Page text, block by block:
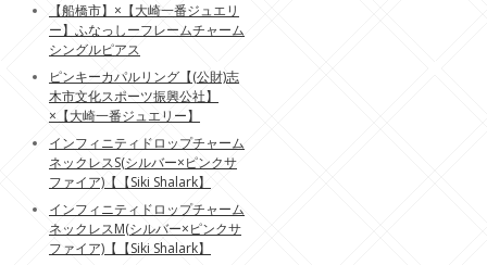
【船橋市】×【大崎一番ジュエリ
ー】ふなっしーフレームチャーム
シングルピアス
ピンキーカパルリング【(公財)志
木市文化スポーツ振興公社】
×【大崎一番ジュエリー】
インフィニティドロップチャーム
ネックレスS(シルバー×ピンクサ
ファイア)【【Siki Shalark】
インフィニティドロップチャーム
ネックレスM(シルバー×ピンクサ
ファイア)【【Siki Shalark】